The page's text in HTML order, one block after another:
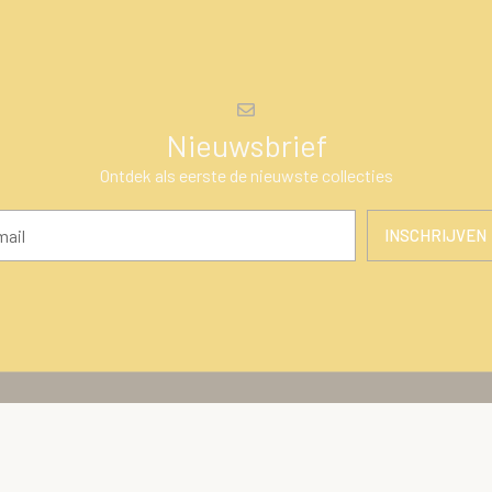
Nieuwsbrief
Ontdek als eerste de nieuwste collecties
INSCHRIJVEN